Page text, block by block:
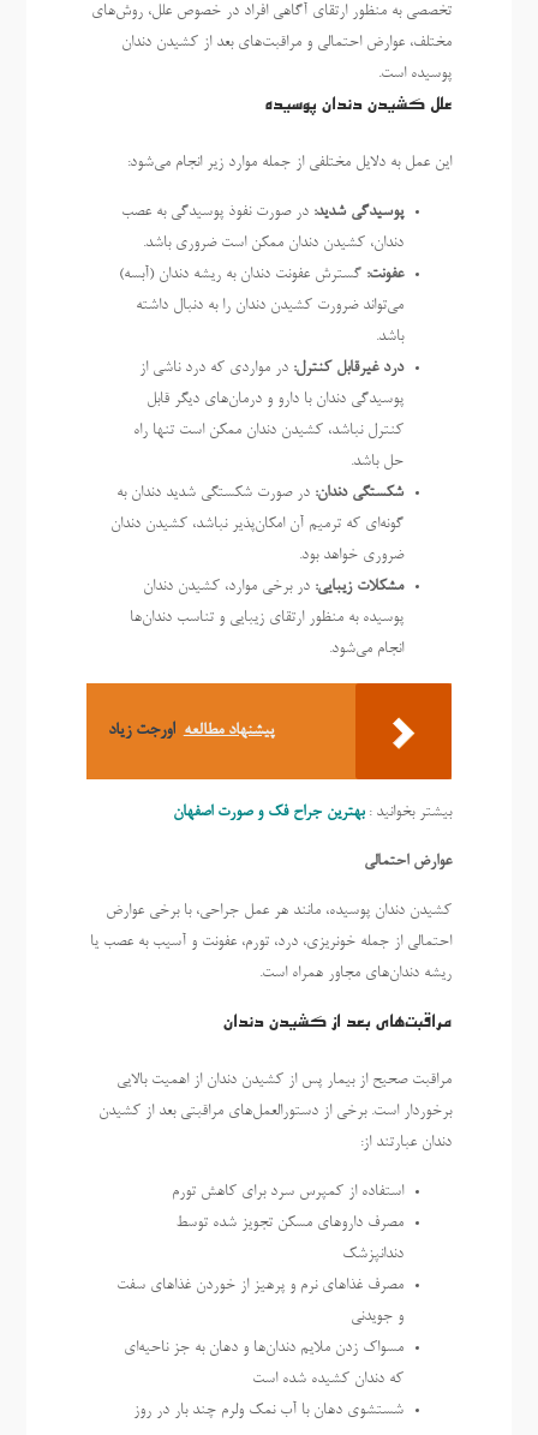
تخصصی به منظور ارتقای آگاهی افراد در خصوص علل، روش‌های
مختلف، عوارض احتمالی و مراقبت‌های بعد از کشیدن دندان
پوسیده است.
علل کشیدن دندان پوسیده
این عمل به دلایل مختلفی از جمله موارد زیر انجام می‌شود:
پوسیدگی شدید: در صورت نفوذ پوسیدگی به عصب
دندان، کشیدن دندان ممکن است ضروری باشد.
عفونت: گسترش عفونت دندان به ریشه دندان (آبسه)
می‌تواند ضرورت کشیدن دندان را به دنبال داشته
باشد.
درد غیرقابل کنترل: در مواردی که درد ناشی از
پوسیدگی دندان با دارو و درمان‌های دیگر قابل
کنترل نباشد، کشیدن دندان ممکن است تنها راه
حل باشد.
شکستگی دندان: در صورت شکستگی شدید دندان به
گونه‌ای که ترمیم آن امکان‌پذیر نباشد، کشیدن دندان
ضروری خواهد بود.
مشکلات زیبایی: در برخی موارد، کشیدن دندان
پوسیده به منظور ارتقای زیبایی و تناسب دندان‌ها
انجام می‌شود.
پیشنهاد مطالعه اورجت زیاد
بیشتر بخوانید :بهترین جراح فک و صورت اصفهان
عوارض احتمالی
کشیدن دندان پوسیده، مانند هر عمل جراحی، با برخی عوارض
احتمالی از جمله خونریزی، درد، تورم، عفونت و آسیب به عصب یا
ریشه دندان‌های مجاور همراه است.
مراقبت‌های بعد از کشیدن دندان
مراقبت صحیح از بیمار پس از کشیدن دندان از اهمیت بالایی
برخوردار است. برخی از دستورالعمل‌های مراقبتی بعد از کشیدن
دندان عبارتند از:
استفاده از کمپرس سرد برای کاهش تورم
مصرف داروهای مسکن تجویز شده توسط
دندانپزشک
مصرف غذاهای نرم و پرهیز از خوردن غذاهای سفت
و جویدنی
مسواک زدن ملایم دندان‌ها و دهان به جز ناحیه‌ای
که دندان کشیده شده است
شستشوی دهان با آب نمک ولرم چند بار در روز